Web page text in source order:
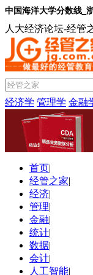
中国海洋大学分数线_
人大经济论坛-经管
经济学 管理学 金融
首页|
经管之家|
经济|
管理|
金融|
统计|
数据|
会计|
人工智能|